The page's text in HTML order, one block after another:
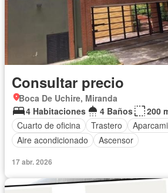
Consultar precio
Boca De Uchire, Miranda
4 Habitaciones
4 Baños
200
Cuarto de oficina
Trastero
Aire acondicionado
Ascensor
17 abr. 2026